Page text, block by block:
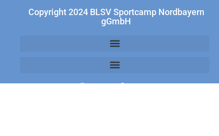
Copyright 2024 BLSV Sportcamp Nordbayern
gGmbH